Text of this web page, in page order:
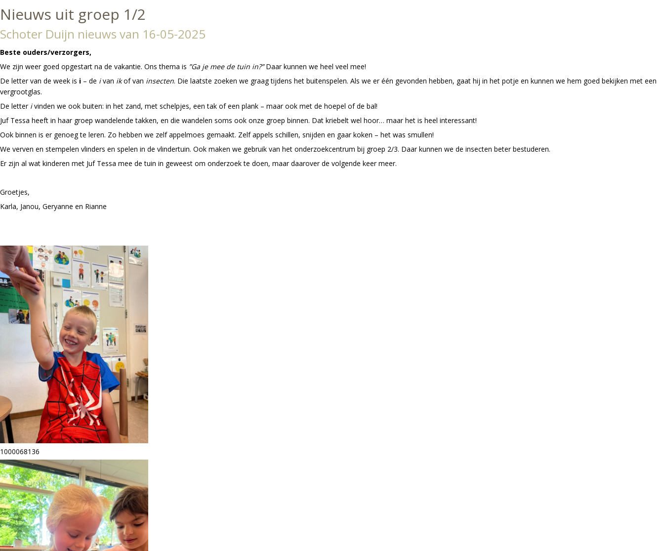
Nieuws uit groep 1/2
Schoter Duijn nieuws van 16-05-2025
Beste ouders/verzorgers,
We zijn weer goed opgestart na de vakantie. Ons thema is ”Ga je mee de tuin in?”Daar kunnen we heel veel mee!
De letter van de week is i – de ivan ikof van insecten. Die laatste zoeken we graag tijdens het buitenspelen. Als we er één gevonden hebben, gaat hij in het potje en kunnen we hem goed bekijken met een
vergrootglas.
De letter ivinden we ook buiten: in het zand, met schelpjes, een tak of een plank – maar ook met de hoepel of de bal!
Juf Tessa heeft in haar groep wandelende takken, en die wandelen soms ook onze groep binnen. Dat kriebelt wel hoor… maar het is heel interessant!
Ook binnen is er genoeg te leren. Zo hebben we zelf appelmoes gemaakt. Zelf appels schillen, snijden en gaar koken – het was smullen!
We verven en stempelen vlinders en spelen in de vlindertuin. Ook maken we gebruik van het onderzoekcentrum bij groep 2/3. Daar kunnen we de insecten beter bestuderen.
Er zijn al wat kinderen met Juf Tessa mee de tuin in geweest om onderzoek te doen, maar daarover de volgende keer meer.
Groetjes,
Karla, Janou, Geryanne en Rianne
1000068136